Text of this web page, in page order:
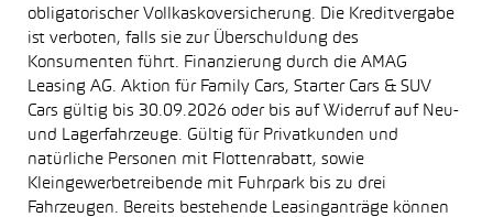
obligatorischer Vollkaskoversicherung. Die Kreditvergabe
ist verboten, falls sie zur Überschuldung des
Konsumenten führt. Finanzierung durch die AMAG
Leasing AG. Aktion für Family Cars, Starter Cars & SUV
Cars gültig bis 30.09.2026 oder bis auf Widerruf auf Neu-
und Lagerfahrzeuge. Gültig für Privatkunden und
natürliche Personen mit Flottenrabatt, sowie
Kleingewerbetreibende mit Fuhrpark bis zu drei
Fahrzeugen. Bereits bestehende Leasinganträge können